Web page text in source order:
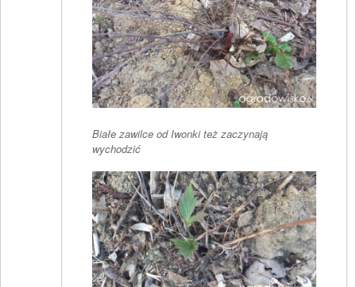
Białe zawilce od Iwonki też zaczynają
wychodzić